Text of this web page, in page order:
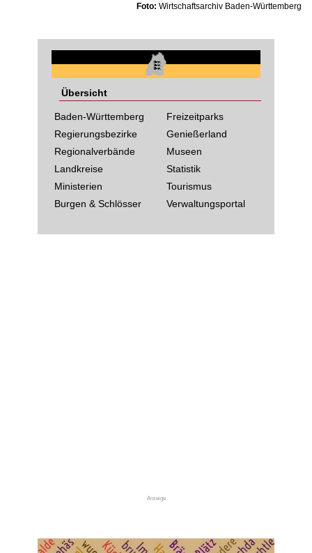
Foto: Wirtschaftsarchiv Baden-Württemberg
Übersicht
Baden-Württemberg
Regierungsbezirke
Regionalverbände
Landkreise
Ministerien
Burgen & Schlösser
Freizeitparks
Genießerland
Museen
Statistik
Tourismus
Verwaltungsportal
Anzeige